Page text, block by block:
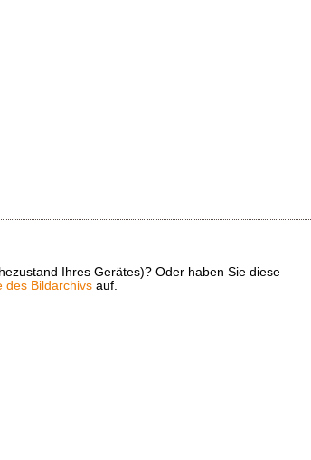
Ihres Gerätes)? Oder haben Sie diese
des Bildarchivs auf.